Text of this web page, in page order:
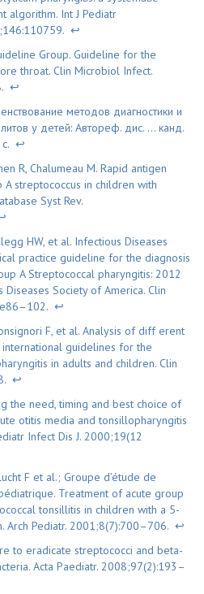
algorithm. Int J Pediatr
↩
Group. Guideline for the
throat. Clin Microbiol Infect.
↩
методов диагностики и
у детей: Автореф. дис. … канд.
↩
R, Chalumeau M. Rapid antigen
streptococcus in children with
Syst Rev.
HW, et al. Infectious Diseases
practice guideline for the diagnosis
A Streptococcal pharyngitis: 2012
Society of America. Clin
↩
F, et al. Analysis of diff erent
guidelines for the
in adults and children. Clin
↩
the need, timing and best choice of
otitis media and tonsillopharyngitis
Infect Dis J. 2000;19(12
F et al.; Groupe d’étude de
Treatment of acute group
tonsillitis in children with a 5-
Arch Pediatr. 2001;8(7):700–706. ↩
to eradicate streptococci and beta-
Acta Paediatr. 2008;97(2):193–